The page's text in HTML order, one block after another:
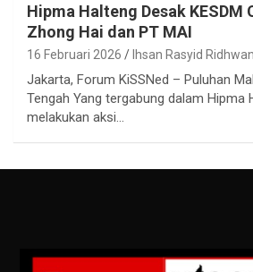
Hipma Halteng Desak KESDM
Zhong Hai dan PT MAI
16 Februari 2026 Ihsan Rasyid Ridhwan
Jakarta, Forum KiSSNed – Puluhan
Tengah Yang tergabung dalam Hipma
melakukan aksi…